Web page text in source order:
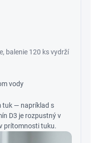
balenie 120 ks vydrží
vody
tuk — napríklad s
D3 je rozpustný v
prítomnosti tuku.